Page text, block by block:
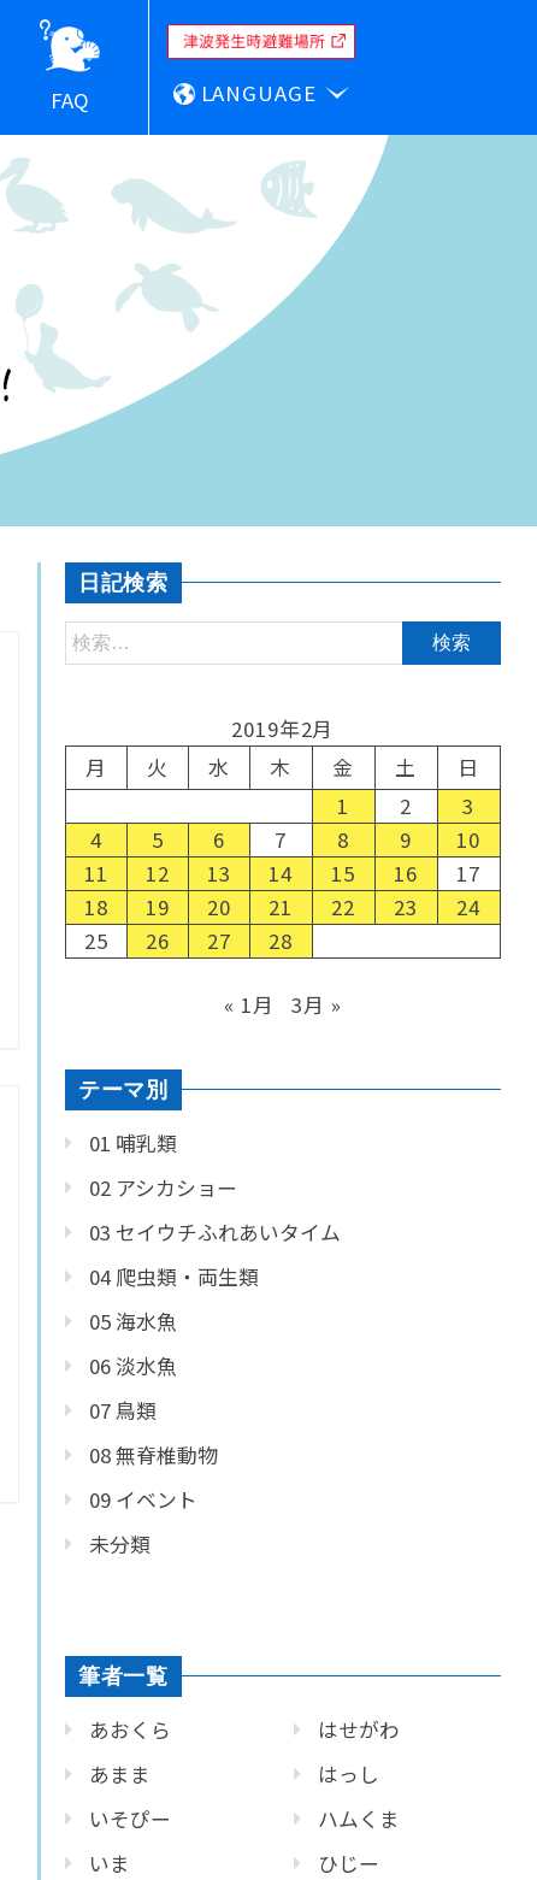
FAQ LANGUAGE
日記検索
2019年2月
月
火 水 木 金 土
日
1
2
3
4
5 6 7 8 9
10
11
12 13 14 15 16
17
18
19 20 21 22 23
24
25
26 27 28
« 1月 3月 »
テーマ別
01 哺乳類
02 アシカショー
03 セイウチふれあいタイム
04 爬虫類・両生類
05 海水魚
06 淡水魚
07 鳥類
08 無脊椎動物
09 イベント
未分類
筆者一覧
あおくら
あまま
いそぴー
いま
はせがわ
はっし
ハムくま
ひじー